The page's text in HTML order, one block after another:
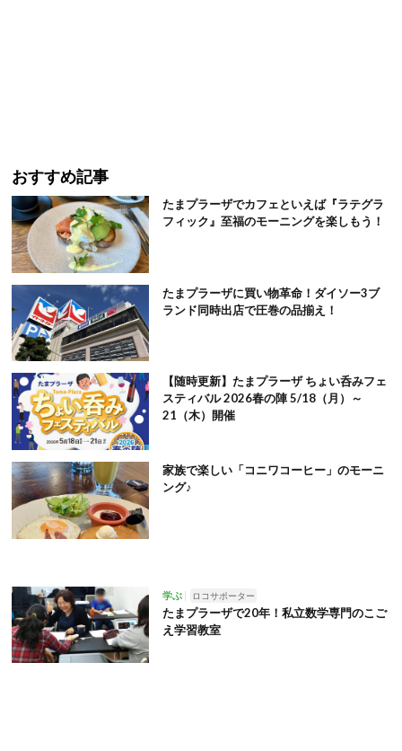
おすすめ記事
たまプラーザでカフェといえば『ラテグラ
フィック』至福のモーニングを楽しもう！
たまプラーザに買い物革命！ダイソー3ブ
ランド同時出店で圧巻の品揃え！
【随時更新】たまプラーザ ちょい呑みフェ
スティバル 2026春の陣 5/18（月）～
21（木）開催
家族で楽しい「コニワコーヒー」のモーニ
ング♪
学ぶ ロコサポーター
たまプラーザで20年！私立数学専門のこご
え学習教室